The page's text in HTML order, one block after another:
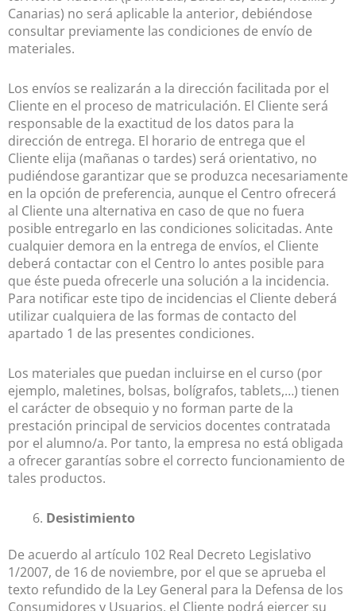
Canarias) no será aplicable la anterior, debiéndose
consultar previamente las condiciones de envío de
materiales.
Los envíos se realizarán a la dirección facilitada por el
Cliente en el proceso de matriculación. El Cliente será
responsable de la exactitud de los datos para la
dirección de entrega. El horario de entrega que el
Cliente elija (mañanas o tardes) será orientativo, no
pudiéndose garantizar que se produzca necesariamente
en la opción de preferencia, aunque el Centro ofrecerá
al Cliente una alternativa en caso de que no fuera
posible entregarlo en las condiciones solicitadas. Ante
cualquier demora en la entrega de envíos, el Cliente
deberá contactar con el Centro lo antes posible para
que éste pueda ofrecerle una solución a la incidencia.
Para notificar este tipo de incidencias el Cliente deberá
utilizar cualquiera de las formas de contacto del
apartado 1 de las presentes condiciones.
Los materiales que puedan incluirse en el curso (por
ejemplo, maletines, bolsas, bolígrafos, tablets,…) tienen
el carácter de obsequio y no forman parte de la
prestación principal de servicios docentes contratada
por el alumno/a. Por tanto, la empresa no está obligada
a ofrecer garantías sobre el correcto funcionamiento de
tales productos.
Desistimiento
De acuerdo al artículo 102 Real Decreto Legislativo
1/2007, de 16 de noviembre, por el que se aprueba el
texto refundido de la Ley General para la Defensa de los
Consumidores y Usuarios, el Cliente podrá ejercer su